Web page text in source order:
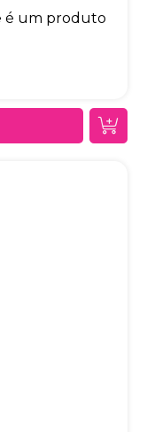
é um produto